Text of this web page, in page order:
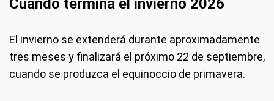
Cuándo termina el invierno 2026
El invierno se extenderá durante aproximadamente
tres meses y finalizará el próximo 22 de septiembre,
cuando se produzca el equinoccio de primavera.